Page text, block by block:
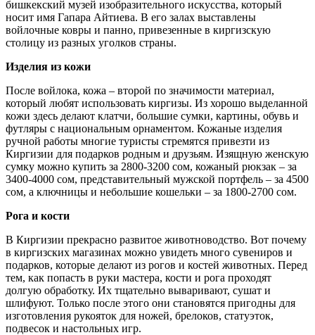
бишкекский музей изобразительного искусства, который
носит имя Гапара Айтиева. В его залах выставлены
войлочные ковры и панно, привезенные в киргизскую
столицу из разных уголков страны.
Изделия из кожи
После войлока, кожа – второй по значимости материал,
который любят использовать киргизы. Из хорошо выделанной
кожи здесь делают клатчи, большие сумки, картины, обувь и
футляры с национальным орнаментом. Кожаные изделия
ручной работы многие туристы стремятся привезти из
Киргизии для подарков родным и друзьям. Изящную женскую
сумку можно купить за 2800-3200 сом, кожаный рюкзак – за
3400-4000 сом, представительный мужской портфель – за 4500
сом, а ключницы и небольшие кошельки – за 1800-2700 сом.
Рога и кости
В Киргизии прекрасно развитое животноводство. Вот почему
в киргизских магазинах можно увидеть много сувениров и
подарков, которые делают из рогов и костей животных. Перед
тем, как попасть в руки мастера, кости и рога проходят
долгую обработку. Их тщательно вываривают, сушат и
шлифуют. Только после этого они становятся пригодны для
изготовления рукояток для ножей, брелоков, статуэток,
подвесок и настольных игр.